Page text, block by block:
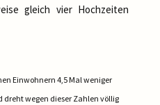
gleich vier Hochzeiten
Einwohnern 4,5 Mal weniger
wegen dieser Zahlen völlig